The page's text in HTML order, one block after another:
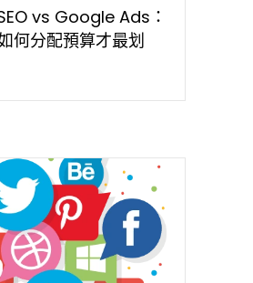
vs Google Ads：
何分配預算才最划